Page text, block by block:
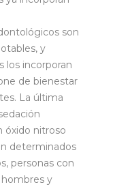
son
y
los incorporan
de bienestar
La última
óxido nitroso
determinados
personas con
hombres y